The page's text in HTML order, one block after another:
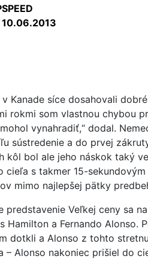
10.06.2013
v Kanade síce dosahovali
rokmi som vlastnou chybou
vynahradiť,“ dodal.
sústredenie a do prvej
kôl bol ale jeho náskok taký
cieľa s takmer 15-
mimo najlepšej pätky
predstavenie Veľkej ceny sa
Hamilton a Fernando Alonso.
dotkli a Alonso z tohto
– Alonso nakoniec prišiel do